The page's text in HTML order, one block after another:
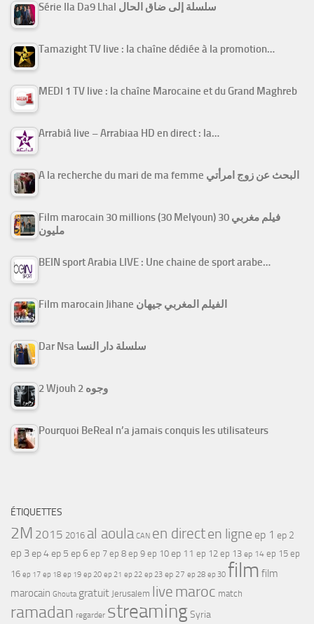
Série Ila Da9 Lhal سلسلة إلى ضاق الحال
Tamazight TV live : la chaîne dédiée à la promotion…
MEDI 1 TV live : la chaîne Marocaine et du Grand Maghreb
Arrabiâ live – Arrabiaa HD en direct : la…
A la recherche du mari de ma femme البحث عن زوج امرأتي
Film marocain 30 millions (30 Melyoun) فيلم مغربي 30
مليون
BEIN sport Arabia LIVE : Une chaine de sport arabe…
Film marocain Jihane الفيلم المغربي جيهان
Dar Nsa سلسلة دار النسا
2 Wjouh 2 وجوه
Pourquoi BeReal n’a jamais conquis les utilisateurs
ÉTIQUETTES
2M 2015 2016 al aoula CAN en directen ligne ep 1 ep 2
ep 3ep 4ep 5 ep 6 ep 7 ep 8 ep 9 ep 10 ep 11 ep 12 ep 13 ep 14 ep 15 ep
16 ep 17 ep 18 ep 19 ep 20 ep 21 ep 22 ep 23 ep 27 ep 28 ep 30 film film
marocain Ghouta gratuit Jerusalem live maroc match
ramadan regarder streamingSyria